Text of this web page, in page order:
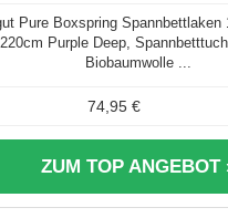
Pure Boxspring Spannbettlaken
Purple Deep,
Biobaumwolle ...
74,95 €
ZUM TOP ANGEBOT